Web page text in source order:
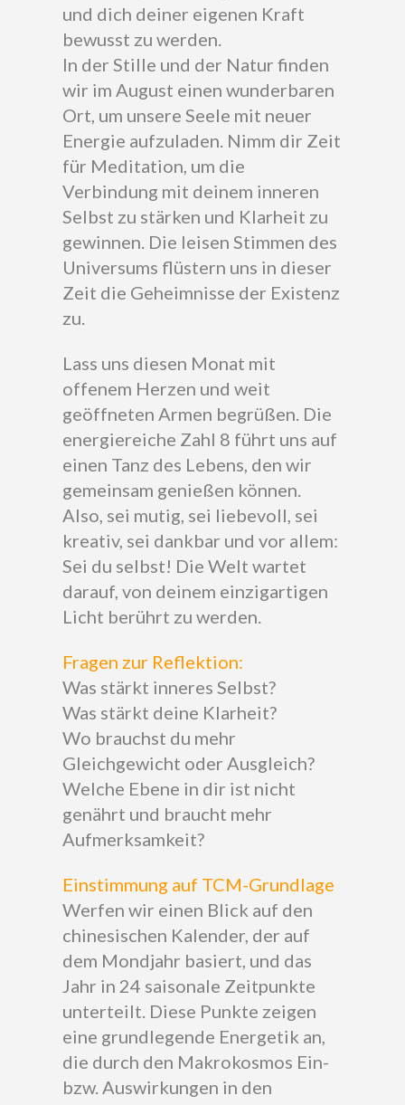
und dich deiner eigenen Kraft
bewusst zu werden.
In der Stille und der Natur finden
wir im August einen wunderbaren
Ort, um unsere Seele mit neuer
Energie aufzuladen. Nimm dir Zeit
für Meditation, um die
Verbindung mit deinem inneren
Selbst zu stärken und Klarheit zu
gewinnen. Die leisen Stimmen des
Universums flüstern uns in dieser
Zeit die Geheimnisse der Existenz
zu.
Lass uns diesen Monat mit
offenem Herzen und weit
geöffneten Armen begrüßen. Die
energiereiche Zahl 8 führt uns auf
einen Tanz des Lebens, den wir
gemeinsam genießen können.
Also, sei mutig, sei liebevoll, sei
kreativ, sei dankbar und vor allem:
Sei du selbst! Die Welt wartet
darauf, von deinem einzigartigen
Licht berührt zu werden.
Fragen zur Reflektion:
Was stärkt inneres Selbst?
Was stärkt deine Klarheit?
Wo brauchst du mehr
Gleichgewicht oder Ausgleich?
Welche Ebene in dir ist nicht
genährt und braucht mehr
Aufmerksamkeit?
Einstimmung auf TCM-Grundlage
Werfen wir einen Blick auf den
chinesischen Kalender, der auf
dem Mondjahr basiert, und das
Jahr in 24 saisonale Zeitpunkte
unterteilt. Diese Punkte zeigen
eine grundlegende Energetik an,
die durch den Makrokosmos Ein-
bzw. Auswirkungen in den